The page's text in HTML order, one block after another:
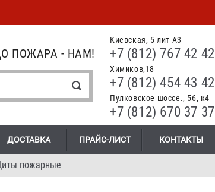
Киевская, 5 лит А3
+7 (812) 767 42 42
Химиков,18
+7 (812) 454 43 42
Пулковское шоссе., 56, к4
+7 (812) 670 37 37
ПОЖАРА - НАМ!
ДОСТАВКА ПРАЙС-ЛИСТ КОНТАКТЫ
пожарные